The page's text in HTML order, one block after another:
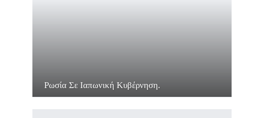
Ρωσία Σε Ιαπωνική Κυβέρνηση.